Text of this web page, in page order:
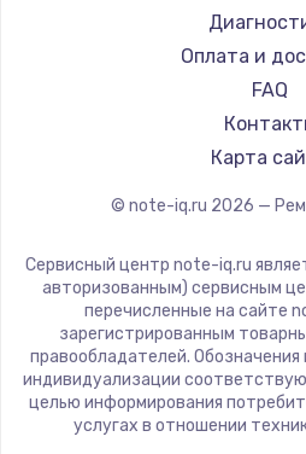
Ремонт
Ремонт
Ремонт
Getac
Epson
Philips
LG
ZTE
Hiper
Evga
Google
Echips
Оплата и
FAQ
Карта
© note-iq.ru 2026 —
Сервисный центр note-iq.ru
авторизованным) сервисным
перечисленные на сайте
зарегистрированным
правообладателей.
индивидуализации
целью информирования
услугах в отношении